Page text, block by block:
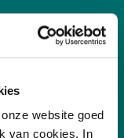
website goed
van cookies. In